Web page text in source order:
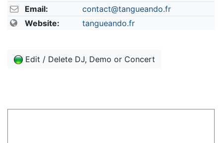
Email:
contact@tangueando.fr
Website:
tangueando.fr
Edit / Delete DJ, Demo or Concert